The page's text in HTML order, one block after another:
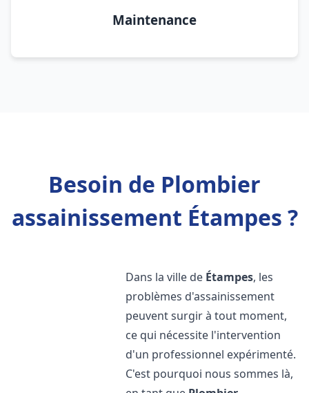
Maintenance
Besoin de Plombier
assainissement Étampes ?
Dans la ville de Étampes, les
problèmes d'assainissement
peuvent surgir à tout moment,
ce qui nécessite l'intervention
d'un professionnel expérimenté.
C'est pourquoi nous sommes là,